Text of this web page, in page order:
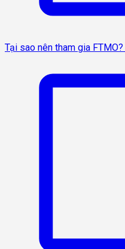
Tại sao nên tham gia FTMO?